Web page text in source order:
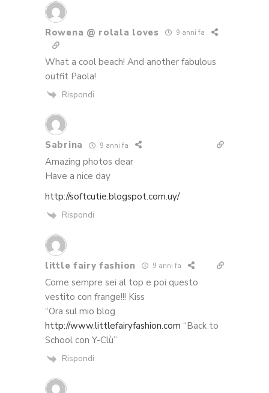
Rowena @ rolala loves 9 anni fa
What a cool beach! And another fabulous
outfit Paola!
Rispondi
Sabrina 9 anni fa
Amazing photos dear
Have a nice day
http://softcutie.blogspot.com.uy/
Rispondi
little fairy fashion 9 anni fa
Come sempre sei al top e poi questo
vestito con frange!!! Kiss
“Ora sul mio blog
http://www.littlefairyfashion.com “Back to
School con Y-Clù”
Rispondi